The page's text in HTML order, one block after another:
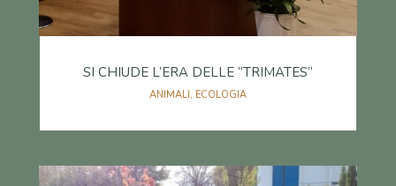
SI CHIUDE L’ERA DELLE “TRIMATES”
ANIMALI, ECOLOGIA